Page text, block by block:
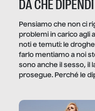
DA CHE DIPENDI
Pensiamo che non ci
problemi in carico agli
noti e temuti: le droghe,
farlo mentiamo a noi
sono anche il sesso, il
prosegue. Perché le
trae un guadagno. In